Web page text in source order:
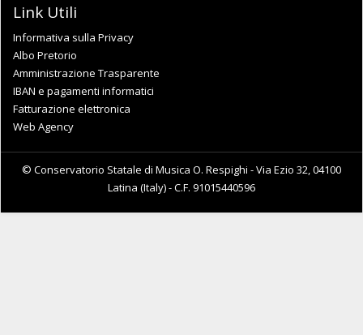
Link Utili
Informativa sulla Privacy
Albo Pretorio
Amministrazione Trasparente
IBAN e pagamenti informatici
Fatturazione elettronica
Web Agency
© Conservatorio Statale di Musica O. Respighi - Via Ezio 32, 04100
Latina (Italy) - C.F. 91015440596